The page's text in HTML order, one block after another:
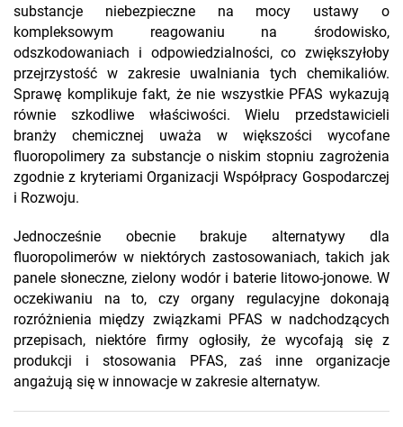
substancje niebezpieczne na mocy ustawy o
kompleksowym reagowaniu na środowisko,
odszkodowaniach i odpowiedzialności, co zwiększyłoby
przejrzystość w zakresie uwalniania tych chemikaliów.
Sprawę komplikuje fakt, że nie wszystkie PFAS wykazują
równie szkodliwe właściwości. Wielu przedstawicieli
branży chemicznej uważa w większości wycofane
fluoropolimery za substancje o niskim stopniu zagrożenia
zgodnie z kryteriami Organizacji Współpracy Gospodarczej
i Rozwoju.
Jednocześnie obecnie brakuje alternatywy dla
fluoropolimerów w niektórych zastosowaniach, takich jak
panele słoneczne, zielony wodór i baterie litowo-jonowe. W
oczekiwaniu na to, czy organy regulacyjne dokonają
rozróżnienia między związkami PFAS w nadchodzących
przepisach, niektóre firmy ogłosiły, że wycofają się z
produkcji i stosowania PFAS, zaś inne organizacje
angażują się w innowacje w zakresie alternatyw.